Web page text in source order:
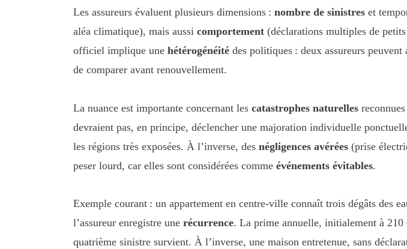
Les assureurs évaluent plusieurs dimensions : nombre de sinistres et
aléa climatique), mais aussi comportement (déclarations multiples de
officiel implique une hétérogénéité des politiques : deux assureurs
de comparer avant renouvellement.
La nuance est importante concernant les catastrophes naturelles
devraient pas, en principe, déclencher une majoration individuelle
les régions très exposées. À l’inverse, des négligences avérées (prise
peser lourd, car elles sont considérées comme événements évitables.
Exemple courant : un appartement en centre-ville connaît trois dégâts des
l’assureur enregistre une récurrence. La prime annuelle, initialement à 210
quatrième sinistre survient. À l’inverse, une maison entretenue, sans